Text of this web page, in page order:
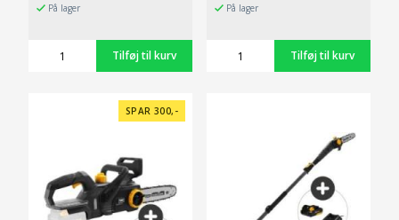
På lager På lager
SPAR 300,-